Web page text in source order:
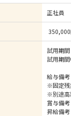
正社員
試用期
試用期
給与備
※固定残
※別途高
賞与備
昇給備